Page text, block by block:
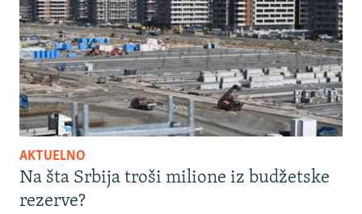
AKTUELNO
Na šta Srbija troši milione iz budžetske
rezerve?